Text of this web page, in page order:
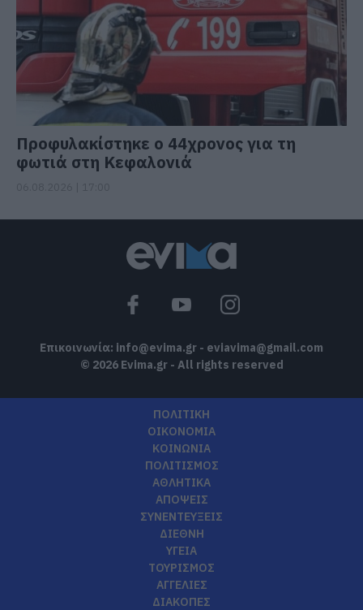
Προφυλακίστηκε ο 44χρονος για τη
φωτιά στη Κεφαλονιά
Επικοινωνία: info@evima.gr - eviavima@gmail.com
© 2026 Evima.gr - All rights reserved
ΠΟΛΙΤΙΚΗ
ΟΙΚΟΝΟΜΙΑ
ΚΟΙΝΩΝΙΑ
ΠΟΛΙΤΙΣΜΟΣ
ΑΘΛΗΤΙΚΑ
ΑΠΟΨΕΙΣ
ΣΥΝΕΝΤΕΥΞΕΙΣ
ΔΙΕΘΝΗ
ΥΓΕΙΑ
ΤΟΥΡΙΣΜΟΣ
ΑΓΓΕΛΙΕΣ
ΔΙΑΚΟΠΕΣ